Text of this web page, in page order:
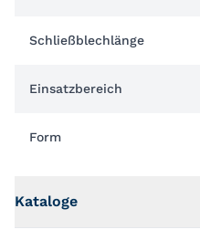
Schließblechlänge
Einsatzbereich
Form
Kataloge